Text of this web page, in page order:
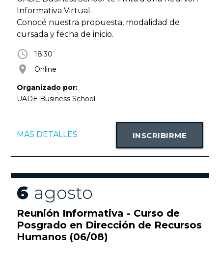
Informativa Virtual.
Conocé nuestra propuesta, modalidad de
cursada y fecha de inicio.
access_time 18:30
room Online
Organizado por:
UADE Business School
MÁS DETALLES INSCRIBIRME
6 agosto
Reunión Informativa - Curso de
Posgrado en Dirección de Recursos
Humanos (06/08)